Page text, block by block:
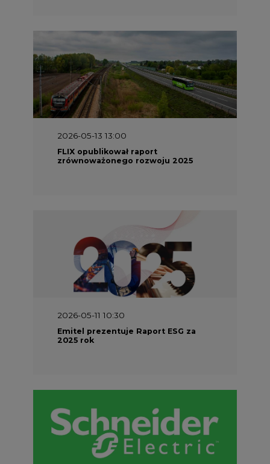
2026-05-13 13:00
FLIX opublikował raport
zrównoważonego rozwoju 2025
2026-05-11 10:30
Emitel prezentuje Raport ESG za
2025 rok